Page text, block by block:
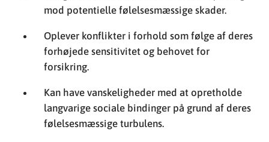
Kan have vanskeligheder med at opretholde
langvarige sociale bindinger på grund af deres
følelsesmæssige turbulens.
Dette fører ofte til en øget følelse af isolation, som
kan forværre depressive symptomer og skabe en
negativ spiral. Forståelse for og behandling af disse
aspekter er derfor centralt i håndteringen af atypisk